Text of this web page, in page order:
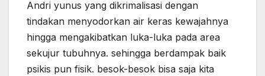
Andri yunus yang dikrimalisasi dengan
tindakan menyodorkan air keras kewajahnya
hingga mengakibatkan luka-luka pada area
sekujur tubuhnya. sehingga berdampak baik
psikis pun fisik. besok-besok bisa saja kita